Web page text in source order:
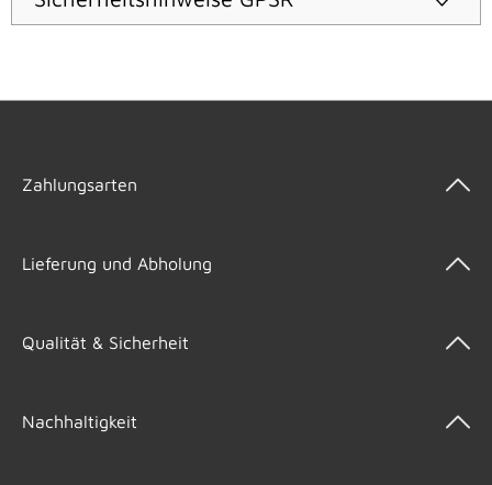
Zahlungsarten
Lieferung und Abholung
Qualität & Sicherheit
Nachhaltigkeit